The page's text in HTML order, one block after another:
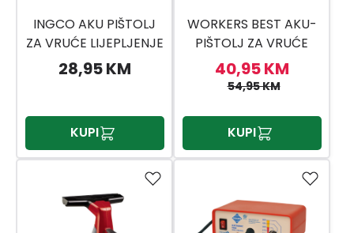
INGCO AKU PIŠTOLJ
ZA VRUĆE LIJEPLJENJE
CGGLI2001
28,95 KM
KUPI
WORKERS BEST AKU-
PIŠTOLJ ZA VRUĆE
LIJEPLJENJE WB 18V-
HKP CPF SOLO
40,95 KM
54,95 KM
KUPI